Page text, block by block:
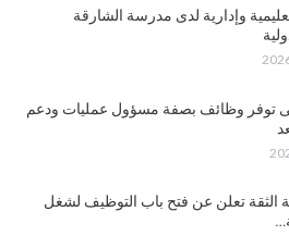
وإدارية لدى مدرسة الشارقة
وظائف بصفة مسؤول عمليات ودعم
تعلن عن فتح باب التوظيف لشغل